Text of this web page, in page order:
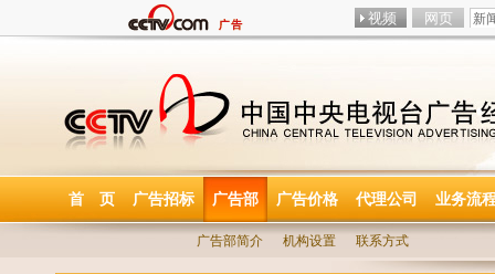
首 页 广告招标 广告部 广告价格 代理公司 业务流
广告部简介 机构设置 联系方式